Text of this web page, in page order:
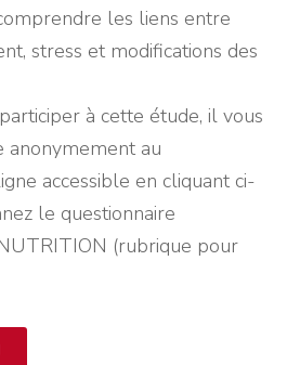
les liens entre
stress et modifications des
à cette étude, il vous
au
accessible en cliquant ci-
le questionnaire
(rubrique pour